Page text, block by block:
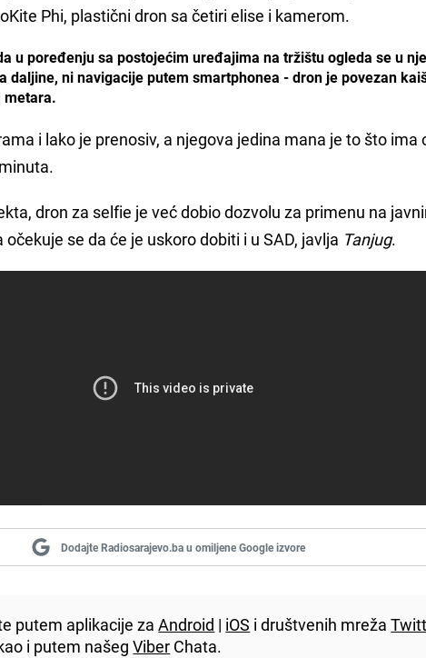
Phi, plastični dron sa četiri elise i kamerom.
u poređenju sa postojećim uređajima na tržištu ogleda se u
daljine, ni navigacije putem smartphonea - dron je povezan
metara.
i lako je prenosiv, a njegova jedina mana je to što ima
dron za selfie je već dobio dozvolu za primenu na
se da će je uskoro dobiti i u SAD, javlja Tanjug.
Dodajte Radiosarajevo.ba u omiljene Google izvore
putem aplikacije zaAndroid | iOS i društvenih mreža
i putem našegViber Chata.